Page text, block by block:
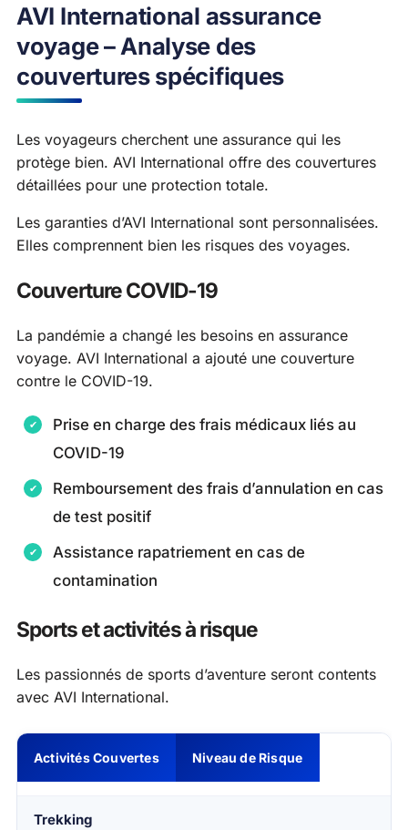
AVI International assurance
voyage – Analyse des
couvertures spécifiques
Les voyageurs cherchent une assurance qui les
protège bien. AVI International offre des couvertures
détaillées pour une protection totale.
Les garanties d’AVI International sont personnalisées.
Elles comprennent bien les risques des voyages.
Couverture COVID-19
La pandémie a changé les besoins en assurance
voyage. AVI International a ajouté une couverture
contre le COVID-19.
Prise en charge des frais médicaux liés au
COVID-19
Remboursement des frais d’annulation en cas
de test positif
Assistance rapatriement en cas de
contamination
Sports et activités à risque
Les passionnés de sports d’aventure seront contents
avec AVI International.
Activités Couvertes Niveau de Risque
Trekking